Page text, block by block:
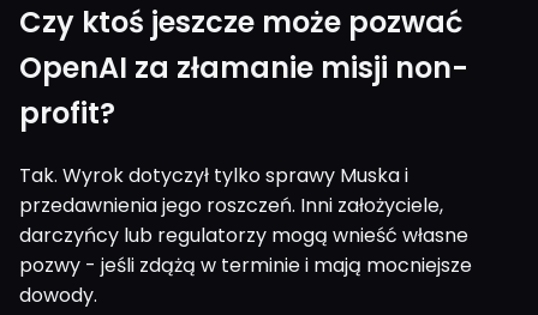
Czy ktoś jeszcze może pozwać
OpenAI za złamanie misji non-
profit?
Tak. Wyrok dotyczył tylko sprawy Muska i
przedawnienia jego roszczeń. Inni założyciele,
darczyńcy lub regulatorzy mogą wnieść własne
pozwy - jeśli zdążą w terminie i mają mocniejsze
dowody.